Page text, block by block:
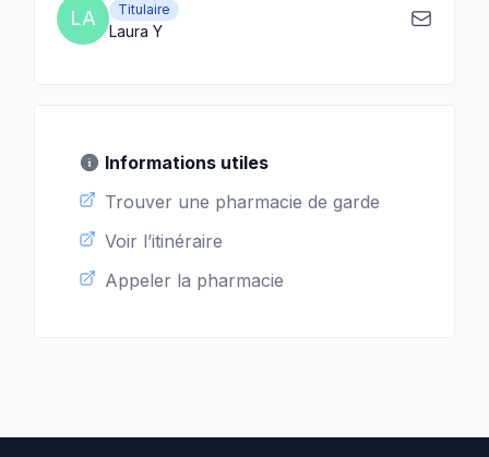
LA Titulaire
Laura Y
Informations utiles
Trouver une pharmacie de garde
Voir l’itinéraire
Appeler la pharmacie